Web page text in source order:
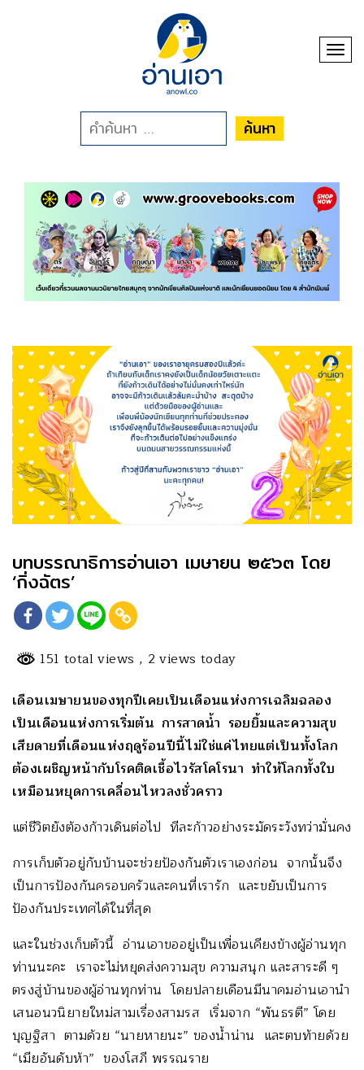
ค้นหา
บทบรรณาธิการอ่านเอา เมษายน ๒๕๖๓ โดย
‘กิ่งฉัตร’
151 total views , 2 views today
เดือนเมษายนของทุกปีเคยเป็นเดือนแห่งการเฉลิมฉลอง
เป็นเดือนแห่งการเริ่มต้น การสาดน้ำ รอยยิ้มและความสุข
เสียดายที่เดือนแห่งฤดูร้อนปีนี้ไม่ใช่แค่ไทยแต่เป็นทั้งโลก
ต้องเผชิญหน้ากับโรคติดเชื้อไวรัสโคโรนา ทำให้โลกทั้งใบ
เหมือนหยุดการเคลื่อนไหวลงชั่วคราว
แต่ชีวิตยังต้องก้าวเดินต่อไป ทีละก้าวอย่างระมัดระวังทว่ามั่นคง
การเก็บตัวอยู่กับบ้านจะช่วยป้องกันตัวเราเองก่อน จากนั้นจึง
เป็นการป้องกันครอบครัวและคนที่เรารัก และขยับเป็นการ
ป้องกันประเทศได้ในที่สุด
และในช่วงเก็บตัวนี้ อ่านเอาขออยู่เป็นเพื่อนเคียงข้างผู้อ่านทุก
ท่านนะคะ เราจะไม่หยุดส่งความสุข ความสนุก และสาระดี ๆ
ตรงสู่บ้านของผู้อ่านทุกท่าน โดยปลายเดือนมีนาคมอ่านเอานำ
เสนอนวนิยายใหม่สามเรื่องสามรส เริ่มจาก “พันธรตี” โดย
บุญฐิสา ตามด้วย “นายหายนะ” ของน้ำน่าน และตบท้ายด้วย
“เมียอันดับห้า” ของโสภี พรรณราย